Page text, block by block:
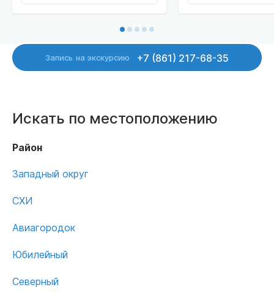
Запись на экскурсию +7 (861) 217-68-35
Искать по местоположению
Район
Западный округ
СХИ
Авиагородок
Юбилейный
Северный